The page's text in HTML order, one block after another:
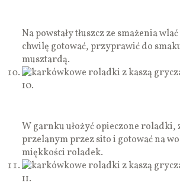
Na powstały tłuszcz ze smażenia
chwilę gotować, przyprawić do
musztardą.
10.
W garnku ułożyć opieczone roladki,
przelanym przez sito i gotować na
miękkości roladek.
11.